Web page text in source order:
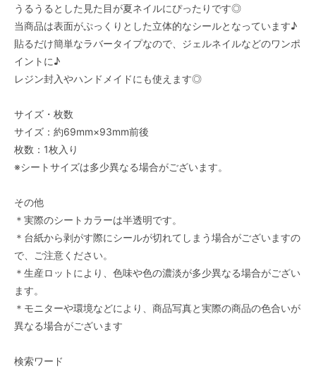
うるうるとした見た目が夏ネイルにぴったりです◎
当商品は表面がぷっくりとした立体的なシールとなっています♪
貼るだけ簡単なラバータイプなので、ジェルネイルなどのワンポ
イントに♪
レジン封入やハンドメイドにも使えます◎
サイズ・枚数
サイズ：約69mm×93mm前後
枚数：1枚入り
※シートサイズは多少異なる場合がございます。
その他
＊実際のシートカラーは半透明です。
＊台紙から剥がす際にシールが切れてしまう場合がございますの
で、ご注意ください。
＊生産ロットにより、色味や色の濃淡が多少異なる場合がござい
ます。
＊モニターや環境などにより、商品写真と実際の商品の色合いが
異なる場合がございます
検索ワード